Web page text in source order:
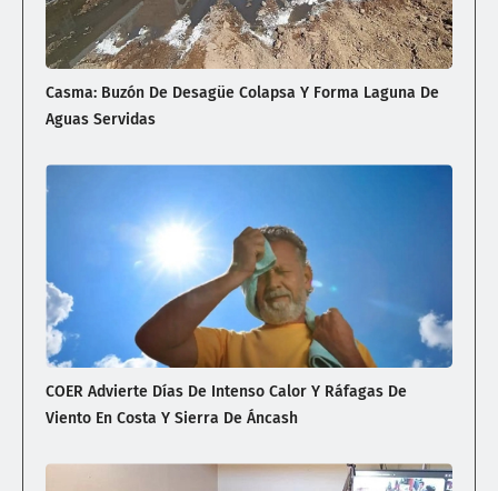
Casma: Buzón De Desagüe Colapsa Y Forma Laguna De
Aguas Servidas
COER Advierte Días De Intenso Calor Y Ráfagas De
Viento En Costa Y Sierra De Áncash